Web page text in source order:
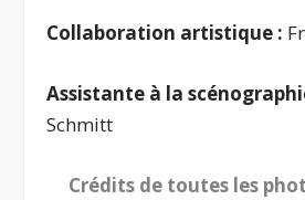
Collaboration artistique :
Assistante à la
Schmitt
Crédits de toutes les